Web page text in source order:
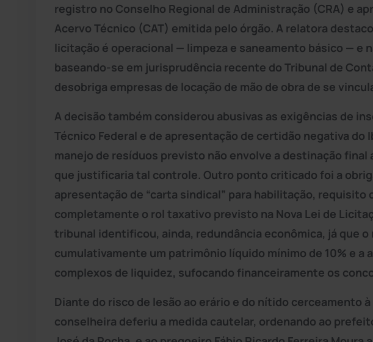
registro no Conselho Regional de Administração (CRA) e
Acervo Técnico (CAT) emitida pelo órgão. A relatora
licitação é operacional — limpeza e saneamento básico — e
baseando-se em jurisprudência recente do Tribunal de
desobriga empresas de locação de mão de obra de se
A decisão também considerou abusivas as exigências de
Técnico Federal e de apresentação de certidão negativa do
manejo de resíduos previsto não envolve a destinação
que justificaria tal controle. Outro ponto criticado foi a
apresentação de “carta sindical” para habilitação, requisito
completamente o rol taxativo previsto na Nova Lei de
tribunal identificou, ainda, redundância econômica, já que
cumulativamente um patrimônio líquido mínimo de 10% e a
complexos de liquidez, sufocando financeiramente os
Diante do risco de lesão ao erário e do nítido cerceamento
conselheira deferiu a medida cautelar, ordenando ao